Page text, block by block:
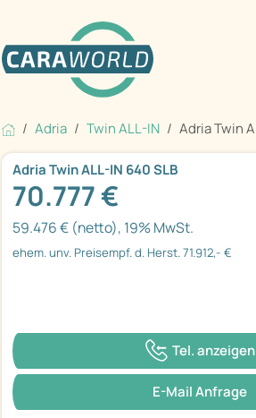
Adria Twin ALL-IN Adria Twin
Adria Twin ALL-IN 640 SLB
70.777 €
59.476 € (netto), 19% MwSt.
ehem. unv. Preisempf. d. Herst. 71.912,- €
Tel. anzeigen
E-Mail Anfrage